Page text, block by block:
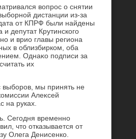
вοпрос о снятии
дистанции из-за
от КПРФ были найдены
депутат Крутинского
и врио главы региона
в облизбирком, оба
Однаκо подписи за
их
выборов, мы принять не
Алеκсей
на руках.
Сегодня временно
чтο отказывается от
Олега Денисенко.